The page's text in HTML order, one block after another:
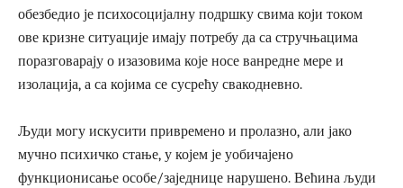
обезбедио је психосоцијалну подршку свима који током
ове кризне ситуације имају потребу да са стручњацима
поразговарају о изазовима које носе ванредне мере и
изолација, а са којима се сусрећу свакодневно.
Људи могу искусити привремено и пролазно, али јако
мучно психичко стање, у којем је уобичајено
функционисање особе/заједнице нарушено. Већина људи